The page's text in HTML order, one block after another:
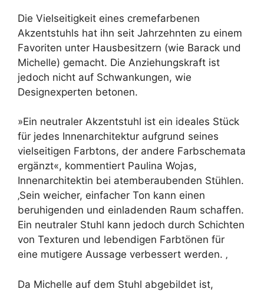
Die Vielseitigkeit eines cremefarbenen
Akzentstuhls hat ihn seit Jahrzehnten zu einem
Favoriten unter Hausbesitzern (wie Barack und
Michelle) gemacht. Die Anziehungskraft ist
jedoch nicht auf Schwankungen, wie
Designexperten betonen.
»Ein neutraler Akzentstuhl ist ein ideales Stück
für jedes Innenarchitektur aufgrund seines
vielseitigen Farbtons, der andere Farbschemata
ergänzt«, kommentiert Paulina Wojas,
Innenarchitektin bei atemberaubenden Stühlen.
‚Sein weicher, einfacher Ton kann einen
beruhigenden und einladenden Raum schaffen.
Ein neutraler Stuhl kann jedoch durch Schichten
von Texturen und lebendigen Farbtönen für
eine mutigere Aussage verbessert werden. ‚
Da Michelle auf dem Stuhl abgebildet ist,